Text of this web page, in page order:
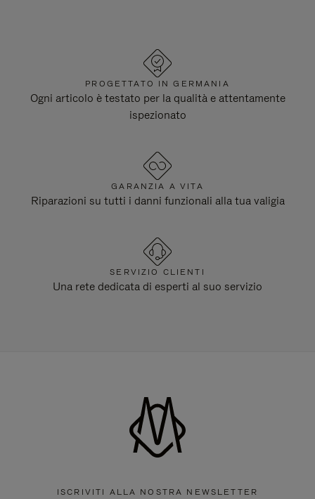
PROGETTATO IN GERMANIA
Ogni articolo è testato per la qualità e attentamente
ispezionato
GARANZIA A VITA
Riparazioni su tutti i danni funzionali alla tua valigia
SERVIZIO CLIENTI
Una rete dedicata di esperti al suo servizio
ISCRIVITI ALLA NOSTRA NEWSLETTER